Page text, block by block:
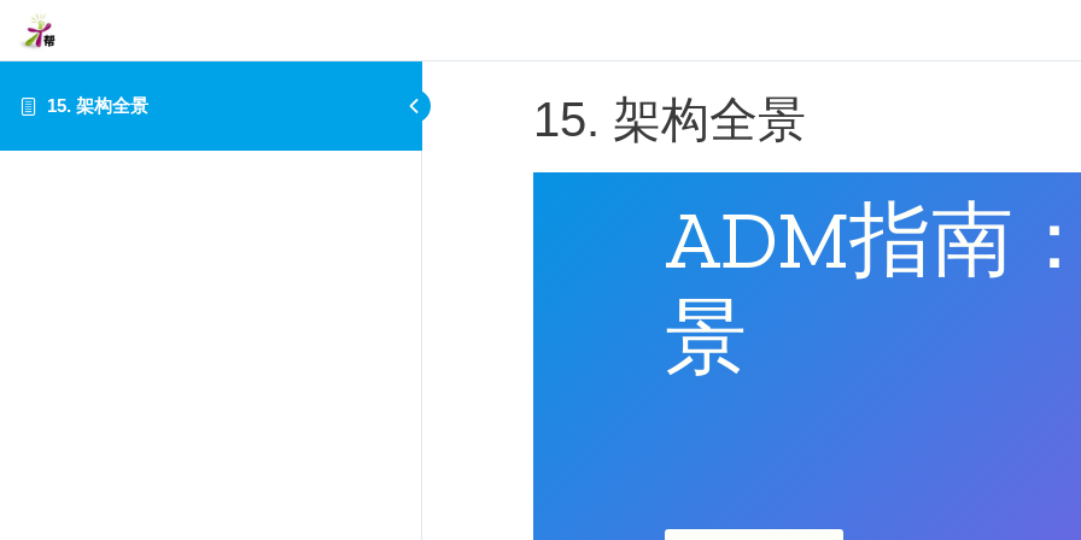
15. 架构全景 15. 架构全景
ADM指南
景